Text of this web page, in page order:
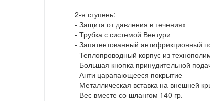
2-я ступень:
- Защита от давления в течениях
- Трубка с системой Вентури
- Запатентованный антифрикционный
- Теплопроводный корпус из
- Большая кнопка принудительной
- Анти царапающееся покрытие
- Металлическая вставка на внешней
- Вес вместе со шлангом 140 гр.